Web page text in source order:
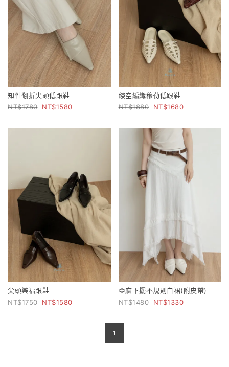
知性翻折尖頭低跟鞋
1780
1580
縷空編織穆勒低跟鞋
1880
1680
尖頭樂福跟鞋
1750
1580
亞麻下擺不規則白裙(附皮帶)
1480
1330
1